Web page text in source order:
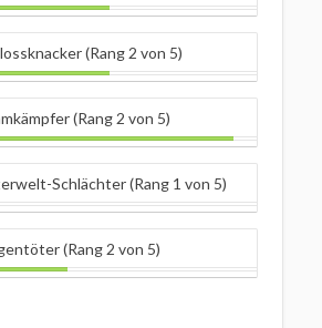
(Rang 2 von 5)
(Rang 2 von 5)
Schlächter (Rang 1 von 5)
(Rang 2 von 5)